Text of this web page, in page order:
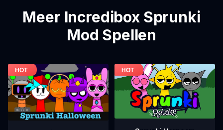
Meer Incredibox Sprunki
Mod Spellen